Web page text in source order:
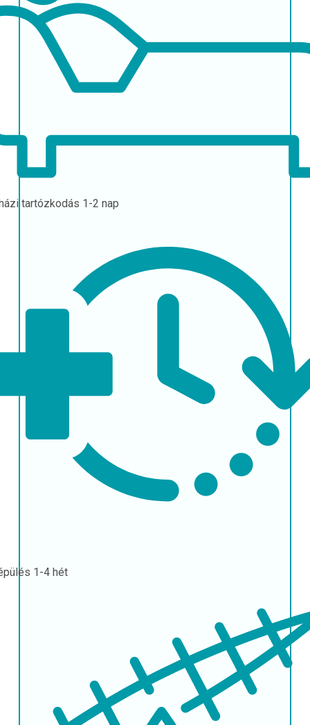
tartózkodás 1-2 nap
1-4 hét